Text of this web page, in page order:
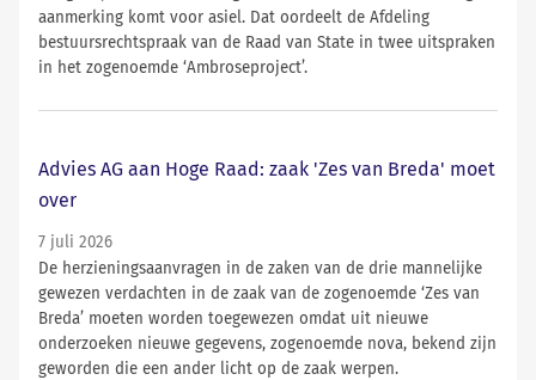
aanmerking komt voor asiel. Dat oordeelt de Afdeling
bestuursrechtspraak van de Raad van State in twee uitspraken
in het zogenoemde ‘Ambroseproject’.
Advies AG aan Hoge Raad: zaak 'Zes van Breda' moet
over
7 juli 2026
De herzieningsaanvragen in de zaken van de drie mannelijke
gewezen verdachten in de zaak van de zogenoemde ‘Zes van
Breda’ moeten worden toegewezen omdat uit nieuwe
onderzoeken nieuwe gegevens, zogenoemde nova, bekend zijn
geworden die een ander licht op de zaak werpen.